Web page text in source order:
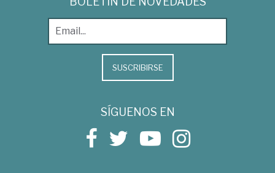
SUSCRIBIRSE
SÍGUENOS EN